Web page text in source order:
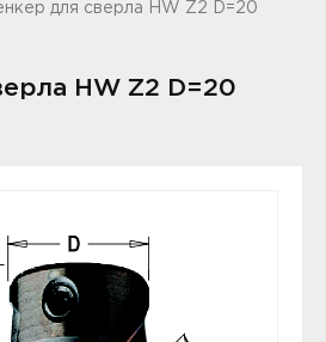
для сверла HW Z2 D=20
HW Z2 D=20